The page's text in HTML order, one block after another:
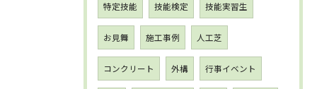
特定技能 技能検定 技能実習生
お見舞 施工事例 人工芝
コンクリート 外構 行事イベント